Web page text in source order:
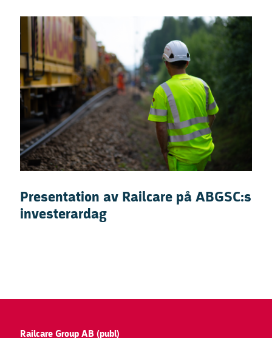
Presentation av Railcare på ABGSC:s
investerardag
Railcare Group AB (publ)